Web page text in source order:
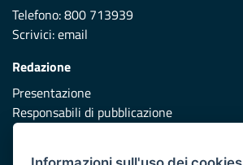
Telefono: 800 713939
Scrivici:email
Redazione
Presentazione
Responsabili di pubblicazione